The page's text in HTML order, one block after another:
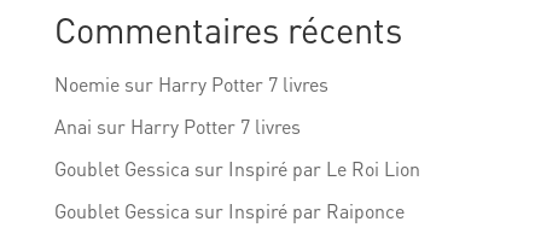
Commentaires récents
Noemiesur Harry Potter 7 livres
Anai sur Harry Potter 7 livres
Goublet Gessica sur Inspiré par Le Roi Lion
Goublet Gessica sur Inspiré par Raiponce